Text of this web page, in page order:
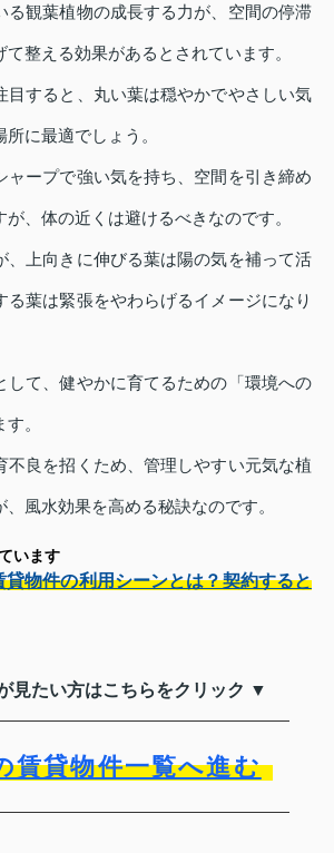
る観葉植物の成長する力が、空間の停滞
て整える効果があるとされています。
目すると、丸い葉は穏やかでやさしい気
に最適でしょう。
ャープで強い気を持ち、空間を引き締め
、体の近くは避けるべきなのです。
、上向きに伸びる葉は陽の気を補って活
る葉は緊張をやわらげるイメージになり
して、健やかに育てるための「環境への
。
不良を招くため、管理しやすい元気な植
風水効果を高める秘訣なのです。
います
貸物件の利用シーンとは？契約すると
見たい方はこちらをクリック ▼
賃貸物件一覧へ進む